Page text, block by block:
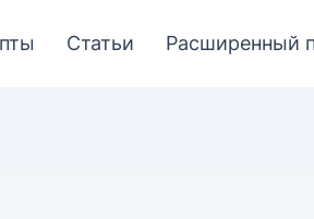
Статьи Расширенный